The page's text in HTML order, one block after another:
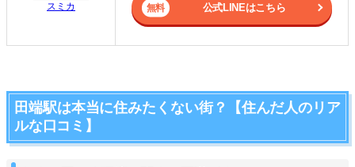
スミカ 公式LINEはこちら
田端駅は本当に住みたくない街？【住んだ人のリア
ルな口コミ】